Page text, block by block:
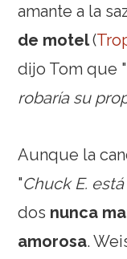
amante a la
de motel(
dijo Tom que "
robaría su
Aunque la
"Chuck E.
dos nunca
amorosa.